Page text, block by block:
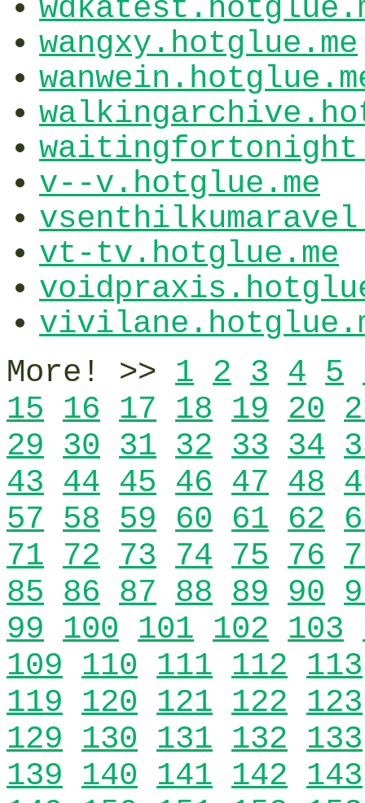
wangxy.hotglue.me
v--v.hotglue.me
vt-tv.hotglue.me
More! >> 1 2 3 4 5
15 16 17 18 19 20
29 30 31 32 33 34
43 44 45 46 47 48
57 58 59 60 61 62
71 72 73 74 75 76
85 86 87 88 89 90
99 100 101 102 103
109 110 111 112 113
119 120 121 122 123
129 130 131 132 133
139 140 141 142 143